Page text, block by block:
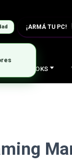
¡ARMÁ TU PC!
NOTEBOOKS